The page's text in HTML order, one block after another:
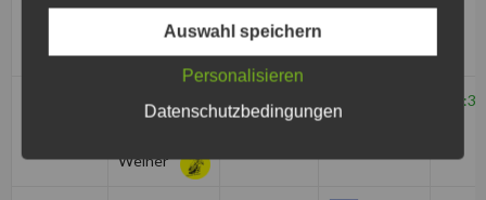
Ubstadt-
MSC
Weiher
32 - 0 18:30
Auswahl speichern
Personalisieren
Datenschutzbedingungen